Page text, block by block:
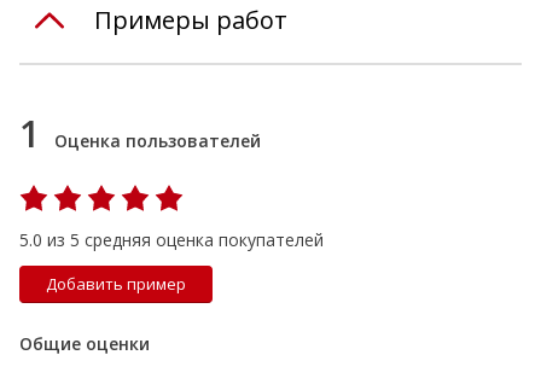
Примеры работ
1 Оценка пользователей
5.0 из 5 средняя оценка покупателей
Добавить пример
Общие оценки